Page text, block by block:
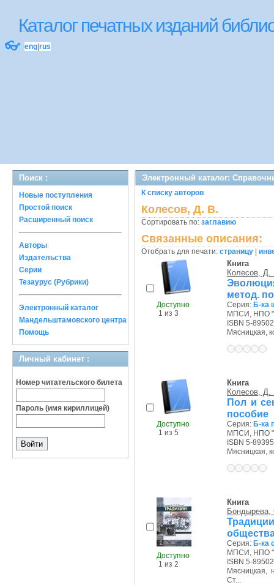
Каталог печатных изданий
👓 eng rus
Поиск :
Новые поступления
Простой поиск
Расширенный поиск
Авторы
Издательства
Серии
Тезаурус (Рубрики)
Электронный каталог
Мандельштамовского центра
Помощь
Личный кабинет :
Номер читательского билета
Пароль (имя кириллицей)
Электронный каталог:
К списку авторов
Колесов, Д. В.
Сортировать по: заглавию
Связанные описания:
Отобрать для печати: страницу
Доступно
1 из 3
Книга
Колесов, Д.
метод.
Серия: Б-ка
МПСИ, НПО
ISBN 5-
Мясницкая,
Доступно
1 из 5
Книга
Колесов, Д.
Пол и
пособие
Серия: Б-ка
МПСИ, НПО
ISBN 5-
Мясницкая,
Доступно
1 из 2
Книга
Серия: Б-ка
МПСИ, НПО
ISBN 5-
Мясницкая,
Ст...